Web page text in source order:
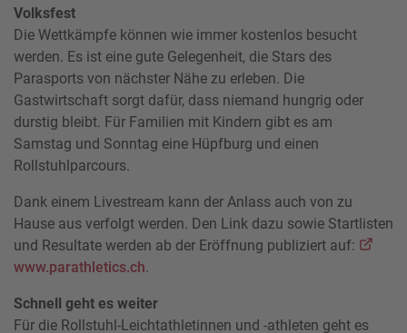
Volksfest
Die Wettkämpfe können wie immer kostenlos besucht
werden. Es ist eine gute Gelegenheit, die Stars des
Parasports von nächster Nähe zu erleben. Die
Gastwirtschaft sorgt dafür, dass niemand hungrig oder
durstig bleibt. Für Familien mit Kindern gibt es am
Samstag und Sonntag eine Hüpfburg und einen
Rollstuhlparcours.
Dank einem Livestream kann der Anlass auch von zu
Hause aus verfolgt werden. Den Link dazu sowie Startlisten
und Resultate werden ab der Eröffnung publiziert auf:
www.parathletics.ch.
Schnell geht es weiter
Für die Rollstuhl-Leichtathletinnen und -athleten geht es